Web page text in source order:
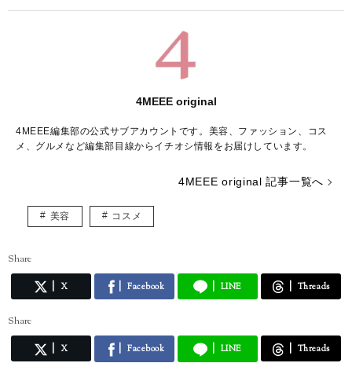
4MEEE original
4MEEE編集部の公式サブアカウントです。美容、ファッション、コス
メ、グルメなど編集部目線からイチオシ情報をお届けしています。
4MEEE original 記事一覧へ
美容 コスメ
Share
X Facebook LINE Threads
Share
X Facebook LINE Threads